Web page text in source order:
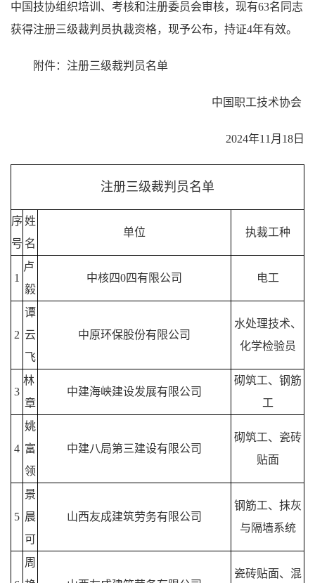
中国技协组织培训、考核和注册委员会审核，现有63名同志
获得注册三级裁判员执裁资格，现予公布，持证4年有效。
附件：注册三级裁判员名单
中国职工技术协会
2024年11月18日
注册三级裁判员名单
序
号
姓
名
单位 执裁工种
1
卢
毅
中核四0四有限公司 电工
2
谭
云
飞
中原环保股份有限公司
水处理技术、
化学检验员
3
林
章
中建海峡建设发展有限公司
砌筑工、钢筋
工
4
姚
富
领
中建八局第三建设有限公司
砌筑工、瓷砖
贴面
5
景
晨
可
山西友成建筑劳务有限公司
钢筋工、抹灰
与隔墙系统
周
瓷砖贴面、混